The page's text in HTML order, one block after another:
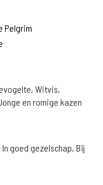
Pelgrim
Witvis,
en romige kazen
goed gezelschap, Bij